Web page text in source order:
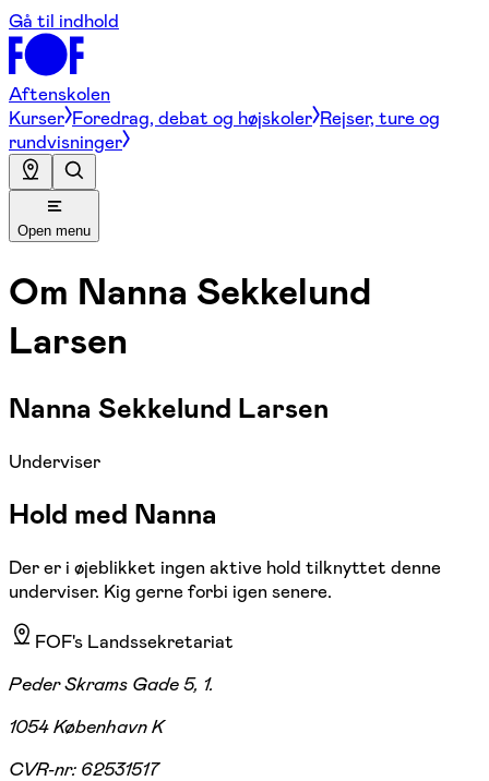
Gå til indhold
Aftenskolen
Kurser Foredrag, debat og højskoler Rejser, ture og
rundvisninger
Open menu
Om Nanna Sekkelund
Larsen
Nanna Sekkelund Larsen
Underviser
Hold med Nanna
Der er i øjeblikket ingen aktive hold tilknyttet denne
underviser. Kig gerne forbi igen senere.
FOF's Landssekretariat
Peder Skrams Gade 5, 1.
1054 København K
CVR-nr: 62531517